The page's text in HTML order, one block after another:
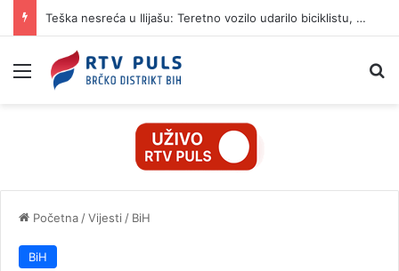
Teška nesreća u Ilijašu: Teretno vozilo udarilo biciklistu, 75-godišnjak zadržan u bolnici
Izbornik
Početna /Vijesti / BiH
BiH